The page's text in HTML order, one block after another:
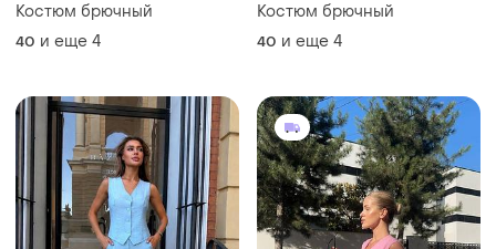
Костюм брючный
40 и еще 4
Костюм брючный
40 и еще 4